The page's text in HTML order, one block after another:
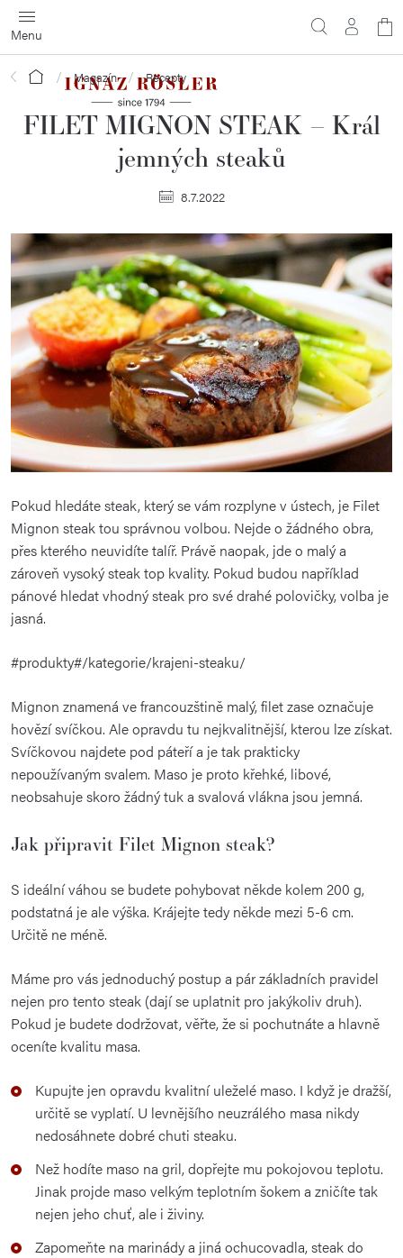
Přejít
na
obsah
Domů Magazín Recepty
FILET MIGNON STEAK – Král
jemných steaků
8.7.2022
Pokud hledáte steak, který se vám rozplyne v ústech, je Filet
Mignon steak tou správnou volbou. Nejde o žádného obra,
přes kterého neuvidíte talíř. Právě naopak, jde o malý a
zároveň vysoký steak top kvality. Pokud budou například
pánové hledat vhodný steak pro své drahé polovičky, volba je
jasná.
#produkty#/kategorie/krajeni-steaku/
Mignon znamená ve francouzštině malý, filet zase označuje
hovězí svíčkou. Ale opravdu tu nejkvalitnější, kterou lze získat.
Svíčkovou najdete pod páteří a je tak prakticky
nepoužívaným svalem. Maso je proto křehké, libové,
neobsahuje skoro žádný tuk a svalová vlákna jsou jemná.
Jak připravit Filet Mignon steak?
S ideální váhou se budete pohybovat někde kolem 200 g,
podstatná je ale výška. Krájejte tedy někde mezi 5-6 cm.
Určitě ne méně.
Máme pro vás jednoduchý postup a pár základních pravidel
nejen pro tento steak (dají se uplatnit pro jakýkoliv druh).
Pokud je budete dodržovat, věřte, že si pochutnáte a hlavně
oceníte kvalitu masa.
Kupujte jen opravdu kvalitní uleželé maso. I když je dražší,
určitě se vyplatí. U levnějšího neuzrálého masa nikdy
nedosáhnete dobré chuti steaku.
Než hodíte maso na gril, dopřejte mu pokojovou teplotu.
Jinak projde maso velkým teplotním šokem a zničíte tak
nejen jeho chuť, ale i živiny.
Zapomeňte na marinády a jiná ochucovadla, steak do